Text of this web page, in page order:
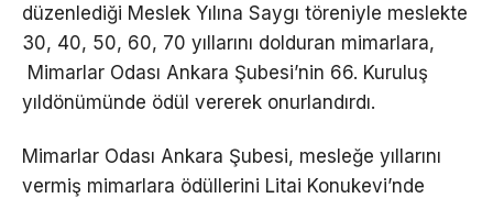
düzenlediği Meslek Yılına Saygı töreniyle meslekte
30, 40, 50, 60, 70 yıllarını dolduran mimarlara,
Mimarlar Odası Ankara Şubesi’nin 66. Kuruluş
yıldönümünde ödül vererek onurlandırdı.
Mimarlar Odası Ankara Şubesi, mesleğe yıllarını
vermiş mimarlara ödüllerini Litai Konukevi’nde